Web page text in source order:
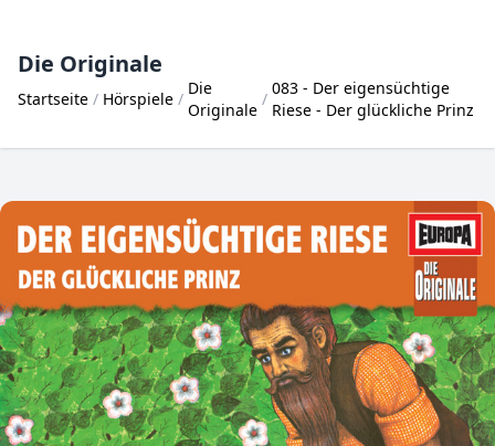
Die Originale
Startseite Hörspiele
Die
Originale
083 - Der eigensüchtige
Riese - Der glückliche Prinz